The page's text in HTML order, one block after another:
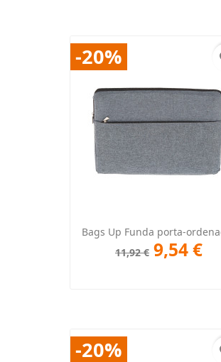
Bags Up Funda porta-
11,92 € 9,54 €
-20%
-20%